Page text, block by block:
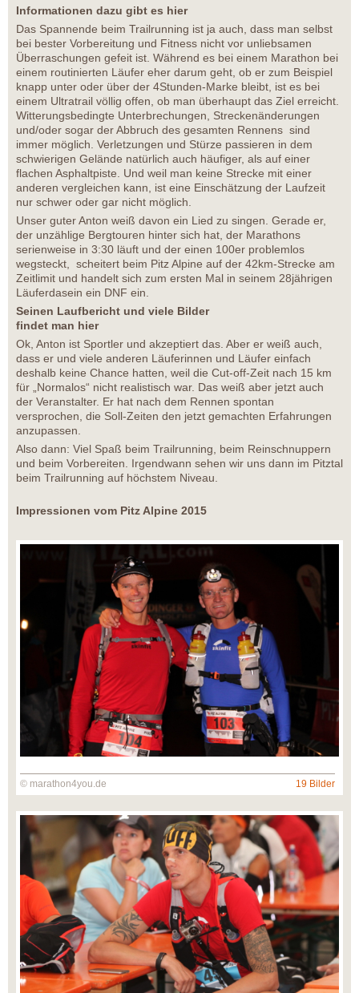
Informationen dazu gibt es hier
Das Spannende beim Trailrunning ist ja auch, dass man selbst
bei bester Vorbereitung und Fitness nicht vor unliebsamen
Überraschungen gefeit ist. Während es bei einem Marathon bei
einem routinierten Läufer eher darum geht, ob er zum Beispiel
knapp unter oder über der 4Stunden-Marke bleibt, ist es bei
einem Ultratrail völlig offen, ob man überhaupt das Ziel erreicht.
Witterungsbedingte Unterbrechungen, Streckenänderungen
und/oder sogar der Abbruch des gesamten Rennens sind
immer möglich. Verletzungen und Stürze passieren in dem
schwierigen Gelände natürlich auch häufiger, als auf einer
flachen Asphaltpiste. Und weil man keine Strecke mit einer
anderen vergleichen kann, ist eine Einschätzung der Laufzeit
nur schwer oder gar nicht möglich.
Unser guter Anton weiß davon ein Lied zu singen. Gerade er,
der unzählige Bergtouren hinter sich hat, der Marathons
serienweise in 3:30 läuft und der einen 100er problemlos
wegsteckt, scheitert beim Pitz Alpine auf der 42km-Strecke am
Zeitlimit und handelt sich zum ersten Mal in seinem 28jährigen
Läuferdasein ein DNF ein.
Seinen Laufbericht und viele Bilder
findet man hier
Ok, Anton ist Sportler und akzeptiert das. Aber er weiß auch,
dass er und viele anderen Läuferinnen und Läufer einfach
deshalb keine Chance hatten, weil die Cut-off-Zeit nach 15 km
für „Normalos“ nicht realistisch war. Das weiß aber jetzt auch
der Veranstalter. Er hat nach dem Rennen spontan
versprochen, die Soll-Zeiten den jetzt gemachten Erfahrungen
anzupassen.
Also dann: Viel Spaß beim Trailrunning, beim Reinschnuppern
und beim Vorbereiten. Irgendwann sehen wir uns dann im Pitztal
beim Trailrunning auf höchstem Niveau.
Impressionen vom Pitz Alpine 2015
© marathon4you.de 19 Bilder